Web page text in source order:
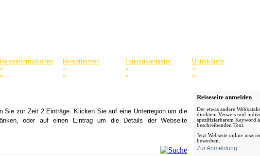
Reiseinformationen Reisethemen Touristikanbieter
Unterkünfte
» » » »
» » » »
Sie zur Zeit 2 Einträge. Klicken Sie auf eine Unterregion um die
oder auf einen Eintrag um die Details der Webseite
Reiseseite anmelden
Der etwas andere
direktem Verweis und
spezifizierbarem Keyword
beschreibenden Text.
Jetzt Webseite online
bewerben.
Zur Anmeldung